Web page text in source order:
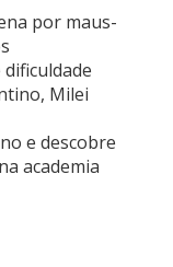
por maus-
Milei
e descobre
academia